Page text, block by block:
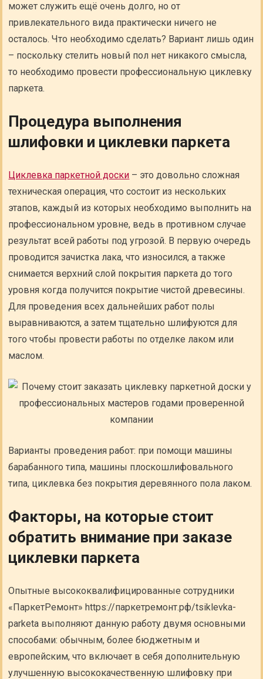
может служить ещё очень долго, но от
привлекательного вида практически ничего не
осталось. Что необходимо сделать? Вариант лишь один
– поскольку стелить новый пол нет никакого смысла,
то необходимо провести профессиональную циклевку
паркета.
Процедура выполнения
шлифовки и циклевки паркета
Циклевка паркетной доски – это довольно сложная
техническая операция, что состоит из нескольких
этапов, каждый из которых необходимо выполнить на
профессиональном уровне, ведь в противном случае
результат всей работы под угрозой. В первую очередь
проводится зачистка лака, что износился, а также
снимается верхний слой покрытия паркета до того
уровня когда получится покрытие чистой древесины.
Для проведения всех дальнейших работ полы
выравниваются, а затем тщательно шлифуются для
того чтобы провести работы по отделке лаком или
маслом.
Варианты проведения работ: при помощи машины
барабанного типа, машины плоскошлифовального
типа, циклевка без покрытия деревянного пола лаком.
Факторы, на которые стоит
обратить внимание при заказе
циклевки паркета
Опытные высококвалифицированные сотрудники
«ПаркетРемонт» https://паркетремонт.рф/tsiklevka-
parketa выполняют данную работу двумя основными
способами: обычным, более бюджетным и
европейским, что включает в себя дополнительную
улучшенную высококачественную шлифовку при